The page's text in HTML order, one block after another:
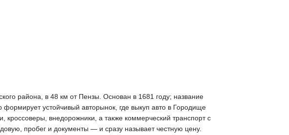
района, в 48 км от Пензы. Основан в 1681 году; название
формирует устойчивый авторынок, где выкуп авто в Городище
внедорожники, а также коммерческий транспорт с
пробег и документы — и сразу называет честную цену.